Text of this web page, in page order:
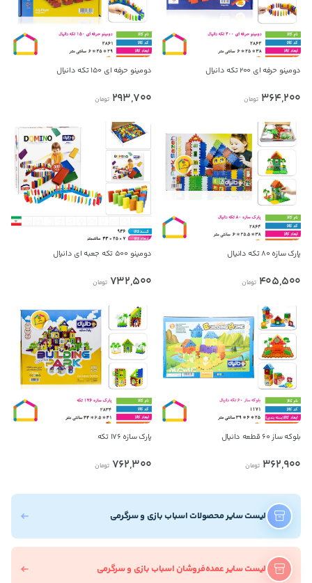
دومینو حرفه ای ۲۰۰ تکه دانیال
364,200 تومان
دومینو حرفه ای ۱۵۰ تکه دانیال
293,700 تومان
پارک سازه ۸۰ تکه دانیال
405,500 تومان
دومینو ۵۰۰ تکه جعبه ای دانیال
732,500 تومان
بلوکه ساز ۶۰ قطعه دانیال
362,900 تومان
پارک سازه ۱۷۶ تکه
762,300 تومان
لیست سایر محصولات اسباب بازی و سرگرمی
لیست سایر عمده‌فروشان اسباب بازی و سرگرمی
بدیهی است عمدباکس هیچ نوع مسئولیتی در قبال نداشته و
صحت موارد ذکر شده بر عهده فرد آگهی دهنده می باشد.